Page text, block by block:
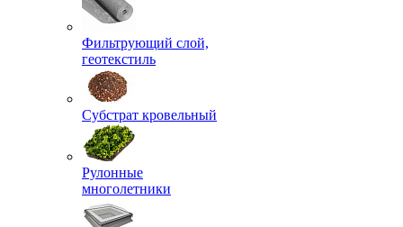
Фильтрующий слой,
геотекстиль
Субстрат кровельный
Рулонные
многолетники